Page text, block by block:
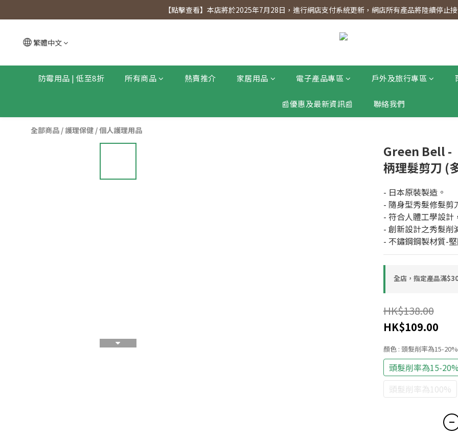
【點擊查看】會員專享 星期三全單95折!!!（優惠期至2026年12月31日）。滿$300
【點擊查看】本店將於2025年7月28日，進行網店支付系統更新，網店所有產品將陸續停止
繁體中文
防霉用品 | 低至8折 所有商品 熱賣推介 家居用品 電子產品專區 戶外及旅行專區
📰優惠及最新資訊📰 聯絡我們
全部商品 /護理保健 /個人護理用品
Green Bell -
柄理髮剪刀 (
- 日本原裝製造。
- 隨身型秀髮修髮剪
- 符合人體工學設計
- 創新設計之秀髮削
- 不鏽鋼鋼製材質-堅
全店，指定產品滿
HK$138.00
HK$109.00
顏色 : 頭髮削率為15-20%
頭髮削率為15-20%
頭髮削率為100%